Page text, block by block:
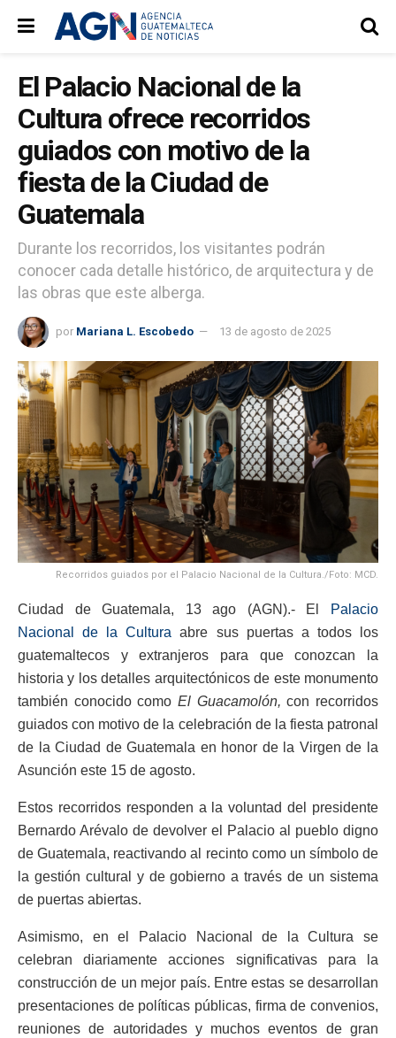
El Palacio Nacional de la
Cultura ofrece recorridos
guiados con motivo de la
fiesta de la Ciudad de
Guatemala
Durante los recorridos, los visitantes podrán
conocer cada detalle histórico, de arquitectura y de
las obras que este alberga.
por Mariana L. Escobedo 13 de agosto de 2025
Recorridos guiados por el Palacio Nacional de la Cultura./Foto: MCD.
Ciudad de Guatemala, 13 ago (AGN).- El
Palacio
Nacional de la Cultura abre sus puertas a todos los
guatemaltecos y extranjeros para que conozcan la
historia y los detalles arquitectónicos de este monumento
también conocido como El Guacamolón, con recorridos
guiados con motivo de la celebración de la fiesta patronal
de la Ciudad de Guatemala en honor de la Virgen de la
Asunción este 15 de agosto.
Estos recorridos responden a la voluntad del presidente
Bernardo Arévalo de devolver el Palacio al pueblo digno
de Guatemala, reactivando al recinto como un símbolo de
la gestión cultural y de gobierno a través de un sistema
de puertas abiertas.
Asimismo, en el Palacio Nacional de la Cultura se
celebran diariamente acciones significativas para la
construcción de un mejor país. Entre estas se desarrollan
presentaciones de políticas públicas, firma de convenios,
reuniones de autoridades y muchos eventos de gran